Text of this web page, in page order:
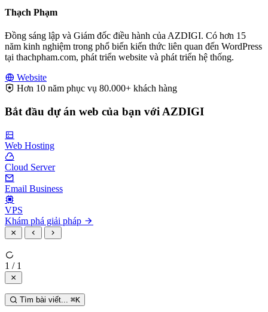
Thạch Phạm
Đồng sáng lập và Giám đốc điều hành của AZDIGI. Có hơn 15
năm kinh nghiệm trong phổ biến kiến thức liên quan đến WordPress
tại thachpham.com, phát triển website và phát triển hệ thống.
Website
Hơn 10 năm phục vụ 80.000+ khách hàng
Bắt đầu dự án web của bạn với AZDIGI
Web Hosting
Cloud Server
Email Business
VPS
Khám phá giải pháp
1 / 1
Tìm bài viết... ⌘K